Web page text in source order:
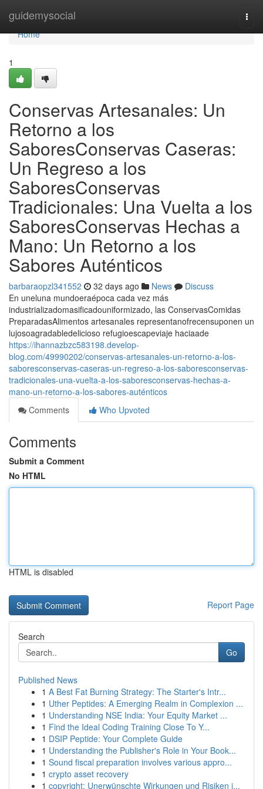
guidemysocial
Home
Home
1
Conservas Artesanales: Un
Retorno a los
SaboresConservas Caseras:
Un Regreso a los
SaboresConservas
Tradicionales: Una Vuelta a los
SaboresConservas Hechas a
Mano: Un Retorno a los
Sabores Auténticos
barbaraopzl341552 32 days ago News
Discuss
En uneluna mundoeraépoca cada vez más
industrializadomasificadouniformizado, las ConservasComidas
PreparadasAlimentos artesanales representanofrecensuponen un
lujosoagradabledelicioso refugioescapeviaje haciaade
https://ihannazbzc583198.develop-
blog.com/49990202/conservas-artesanales-un-retorno-a-los-
saboresconservas-caseras-un-regreso-a-los-saboresconservas-
tradicionales-una-vuelta-a-los-saboresconservas-hechas-a-
mano-un-retorno-a-los-sabores-auténticos
Comments
Who Upvoted
Comments
Submit a Comment
No HTML
HTML is disabled
Report Page
Search
Go
Published News
1 A Best Fat Burning Strategy: The Starter's Intr...
1 Uther Peptides: A Emerging Realm in Complexion ...
1 Understanding NSE India: Your Equity Market ...
1 Find the Ideal Coding Training Close To Y...
1 DSIP Peptide: Your Complete Guide
1 Understanding the Publisher's Role in Your Book...
1 Sound fiscal preparation involves various appro...
1 crypto asset recovery
1 copyright: Unerwünschte Wirkungen und Risiken i...